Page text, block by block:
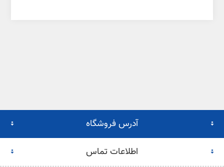
آدرس فروشگاه
اطلاعات تماس